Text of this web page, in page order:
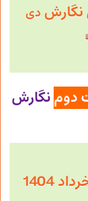
نگارش دی
دومنگارش
1404